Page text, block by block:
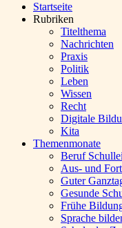
Startseite
Rubriken
Titelthema
Nachrichten
Praxis
Politik
Leben
Wissen
Recht
Digitale
Kita
Themenmonate
Beruf
Aus- und
Guter
Gesunde
Frühe
Sprache